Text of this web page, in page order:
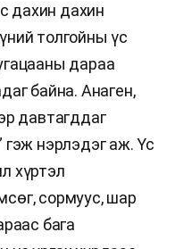
дахин дахин
толгойны үс
дараа
байна. Анаген,
давтагддаг
гэж нэрлэдэг аж. Үс
хүртэл
сормуус, шар
бага